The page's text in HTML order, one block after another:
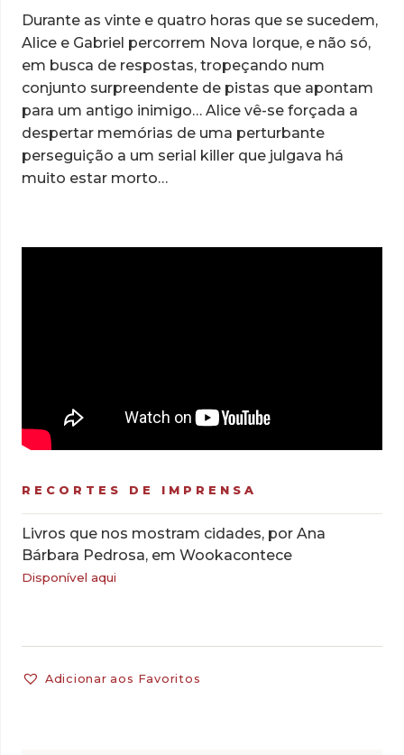
Durante as vinte e quatro horas que se sucedem,
Alice e Gabriel percorrem Nova Iorque, e não só,
em busca de respostas, tropeçando num
conjunto surpreendente de pistas que apontam
para um antigo inimigo… Alice vê-se forçada a
despertar memórias de uma perturbante
perseguição a um serial killer que julgava há
muito estar morto…
RECORTES DE IMPRENSA
Livros que nos mostram cidades, por Ana
Bárbara Pedrosa, em Wookacontece
Disponível aqui
Adicionar aos Favoritos